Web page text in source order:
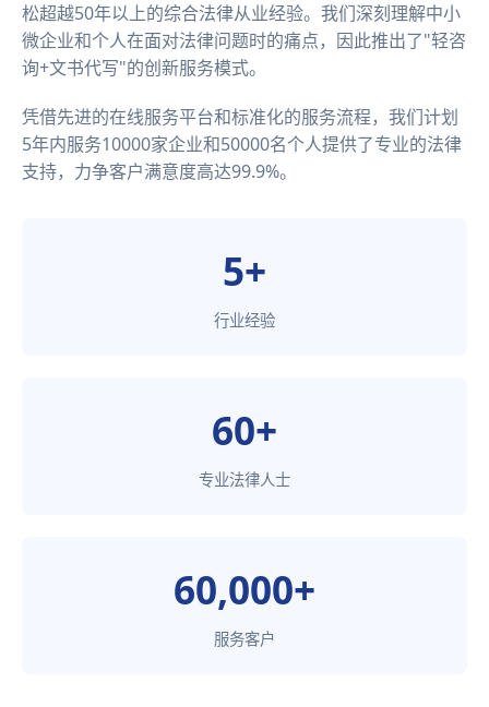
松超越50年以上的综合法律从业经验。我们深刻理解中小
微企业和个人在面对法律问题时的痛点，因此推出了"轻咨
询+文书代写"的创新服务模式。
凭借先进的在线服务平台和标准化的服务流程，我们计划
5年内服务10000家企业和50000名个人提供了专业的法律
支持，力争客户满意度高达99.9%。
5+
行业经验
60+
专业法律人士
60,000+
服务客户